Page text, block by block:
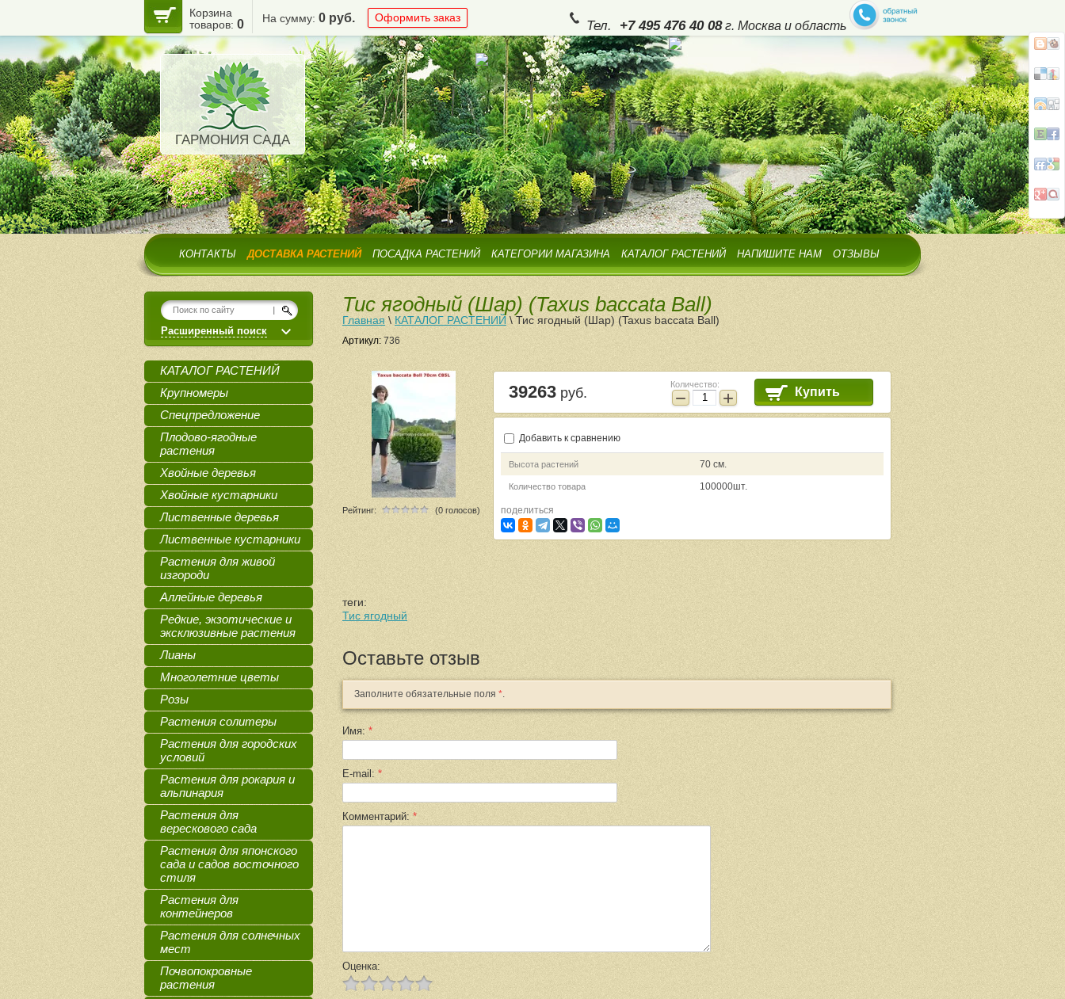
Корзина
товаров: 0 На сумму: 0 руб. Оформить заказ Тел. +7 495 476 40 08 г. Москва и область
ГАРМОНИЯ САДА
КОНТАКТЫ ДОСТАВКА РАСТЕНИЙ ПОСАДКА РАСТЕНИЙ КАТЕГОРИИ МАГАЗИНА КАТАЛОГ РАСТЕНИЙ НАПИШИТЕ НАМ ОТЗЫВЫ
Тис ягодный (Шар) (Taxus baccata Ball)
Главная \ КАТАЛОГ РАСТЕНИЙ \ Тис ягодный (Шар) (Taxus baccata Ball)
Артикул: 736
Рейтинг: (0 голосов)
39263 руб.
Количество:
− + Купить
Добавить к сравнению
Высота растений 70 см.
Количество товара 100000шт.
поделиться
теги:
Тис ягодный
Оставьте отзыв
Заполните обязательные поля *.
Имя: *
E-mail: *
Комментарий: *
Оценка:
Расширенный поиск
КАТАЛОГ РАСТЕНИЙ
Крупномеры
Спецпредложение
Плодово-ягодные
растения
Хвойные деревья
Хвойные кустарники
Лиственные деревья
Лиственные кустарники
Растения для живой
изгороди
Аллейные деревья
Редкие, экзотические и
эксклюзивные растения
Лианы
Многолетние цветы
Розы
Растения солитеры
Растения для городских
условий
Растения для рокария и
альпинария
Растения для
верескового сада
Растения для японского
сада и садов восточного
стиля
Растения для
контейнеров
Растения для солнечных
мест
Почвопокровные
растения